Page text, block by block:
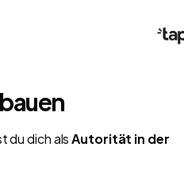
du dich alsAutorität in der